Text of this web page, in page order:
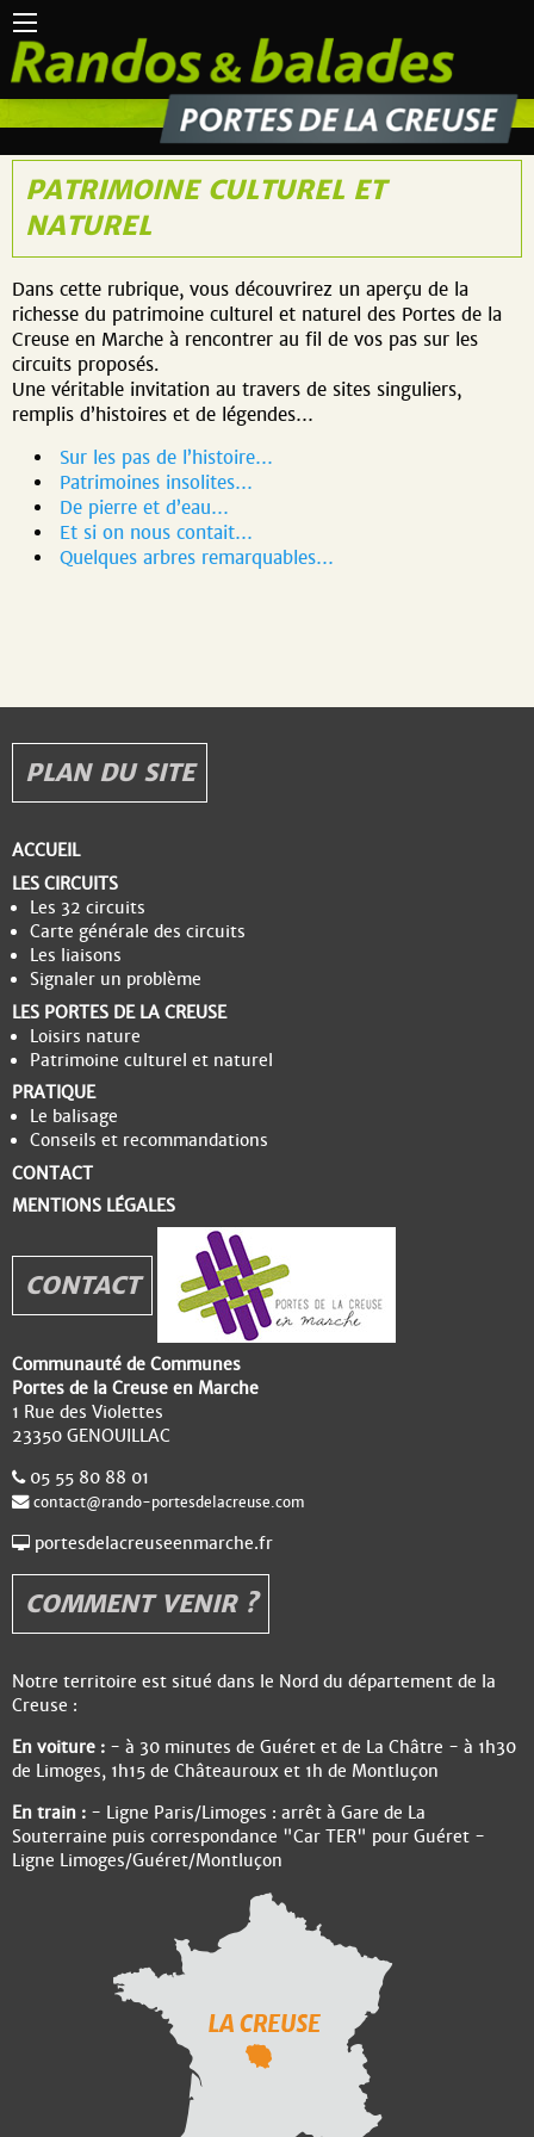
PATRIMOINE CULTUREL ET
NATUREL
Dans cette rubrique, vous découvrirez un aperçu de la
richesse du patrimoine culturel et naturel des Portes de la
Creuse en Marche à rencontrer au fil de vos pas sur les
circuits proposés.
Une véritable invitation au travers de sites singuliers,
remplis d’histoires et de légendes…
Sur les pas de l’histoire…
Patrimoines insolites…
De pierre et d’eau…
Et si on nous contait…
Quelques arbres remarquables…
PLAN DU SITE
ACCUEIL
LES CIRCUITS
Les 32 circuits
Carte générale des circuits
Les liaisons
Signaler un problème
LES PORTES DE LA CREUSE
Loisirs nature
Patrimoine culturel et naturel
PRATIQUE
Le balisage
Conseils et recommandations
CONTACT
MENTIONS LÉGALES
CONTACT
Communauté de Communes
Portes de la Creuse en Marche
1 Rue des Violettes
23350 GENOUILLAC
05 55 80 88 01
contact@rando-portesdelacreuse.com
portesdelacreuseenmarche.fr
COMMENT VENIR ?
Notre territoire est situé dans le Nord du département de la
Creuse :
En voiture :- à 30 minutes de Guéret et de La Châtre - à 1h30
de Limoges, 1h15 de Châteauroux et 1h de Montluçon
En train :- Ligne Paris/Limoges : arrêt à Gare de La
Souterraine puis correspondance "Car TER" pour Guéret -
Ligne Limoges/Guéret/Montluçon